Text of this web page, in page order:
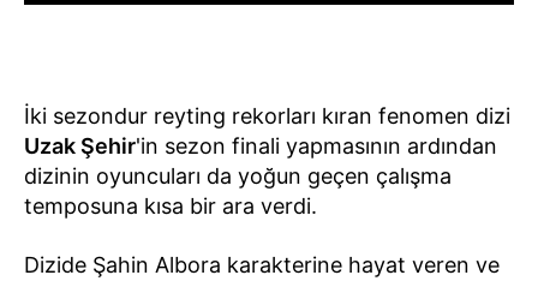
İki sezondur reyting rekorları kıran fenomen dizi
Uzak Şehir'in sezon finali yapmasının ardından
dizinin oyuncuları da yoğun geçen çalışma
temposuna kısa bir ara verdi.
Dizide Şahin Albora karakterine hayat veren ve